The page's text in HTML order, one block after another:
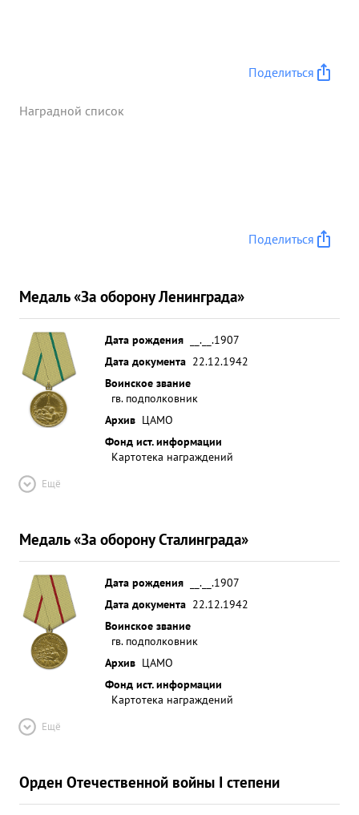
Поделиться
Наградной список
Поделиться
Медаль «За оборону Ленинграда»
Дата рождения
__.__.1907
Дата документа 22.12.1942
Воинское звание
гв. подполковник
Архив ЦАМО
Фонд ист. информации
Картотека награждений
Ещё
Медаль «За оборону Сталинграда»
Дата рождения
__.__.1907
Дата документа 22.12.1942
Воинское звание
гв. подполковник
Архив ЦАМО
Фонд ист. информации
Картотека награждений
Ещё
Орден Отечественной войны I степени